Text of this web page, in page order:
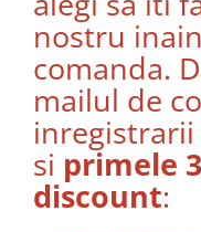
nostru
comanda.
mailul de
si primele
discount: